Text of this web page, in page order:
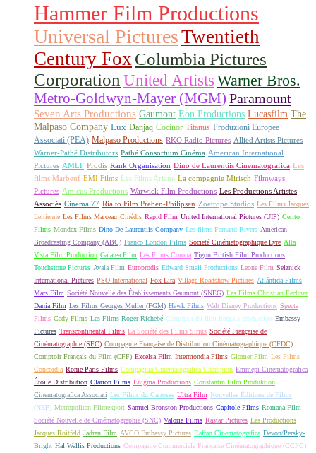
Hammer Film Productions
Universal PicturesTwentieth
Century Fox Columbia Pictures
Corporation United Artists Warner Bros.
Metro-Goldwyn-Mayer (MGM) Paramount
Seven Arts Productions Gaumont Eon Productions Lucasfilm The
Malpaso Company Lux Danjaq Cocinor Titanus Produzioni Europee
Associati (PEA) Malpaso Productions RKO Radio Pictures Allied Artists Pictures
Warner-Pathé Distributors Pathé Consortium Cinéma American International
Pictures AMLF Prodis Rank Organisation Dino de Laurentiis Cinematografica Les
films Marbeuf EMI Films Les Films Ariane La compagnie Mirisch Filmways
Pictures Amicus Productions Warwick Film Productions Les Productions Artistes
Associés Cinema 77 Rialto Film Preben-Philipsen Zoetrope Studios Les Films Jacques
Leitienne Les Films Marceau Cinédis Rapid Film United International Pictures (UIP) Cerito
Films Mondex Films Dino De Laurentiis Company Les films Fernand Rivers American
Broadcasting Company (ABC) Franco London Films Societé Cinématographique Lyre Alta
Vista Film Production Galatea Film Les Films Corona Tigon British Film Productions
Touchstone Pictures Avala Film Europrodis Edward Small Productions Leone Film Selznick
International Pictures PSO International Fox-Lira Village Roadshow Pictures Atlántida Films
Mars Film Société Nouvelle des Établissements Gaumont (SNEG) Les Films Christian Fechner
Dania Film Les Films Georges Muller (FGM) Hawk Films Walt Disney Productions Specta
Films Cady Films Les Films Roger Richebé Comptoir du film français production Embassy
Pictures Transcontinental Films La Société des Films Sirius Société Française de
Cinématographie (SFC) Compagnie Française de Distribution Cinématographique (CFDC)
Comptoir Français du Film (CFF) Excelsa Film Intermondia Films Glomer Film Les Films
Concordia Rome Paris Films Compagnia Cinematografica Champion Emmepi Cinematografica
Étoile Distribution Clarion Films Enigma Productions Constantin Film Produktion
Cinematografica Associati Les Films du Carrosse Ultra Film Nouvelles Éditions de Films
(NEF) Metropolitan Filmexport Samuel Bronston Productions Capitole Films Romana Film
Société Nouvelle de Cinématographie (SNC) Valoria Films Rastar Pictures Les Productions
Jacques Roitfeld Jadran Film AVCO Embassy Pictures Rafran Cinematografica Devon/Persky-
Bright Hal Wallis Productions Compagnie Commerciale Française Cinématographique (CCFC)